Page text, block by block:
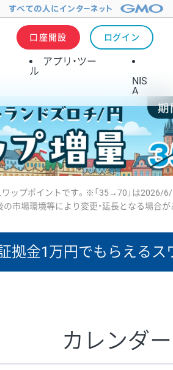
口座開設 ログイン
アプリ・ツー
ル
NIS
A
ップポイントです。※「35→70」は2026/6/
市場環境等により変更・延長となる場合が
拠金1万円でもらえるス
あたりの
ポイント
カレンダー